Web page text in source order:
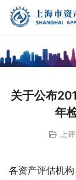
关于公布
年
上
各资产评估机构